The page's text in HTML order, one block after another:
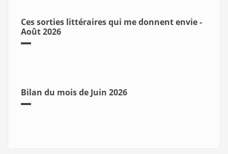
Ces sorties littéraires qui me donnent envie -
Août 2026
Bilan du mois de Juin 2026